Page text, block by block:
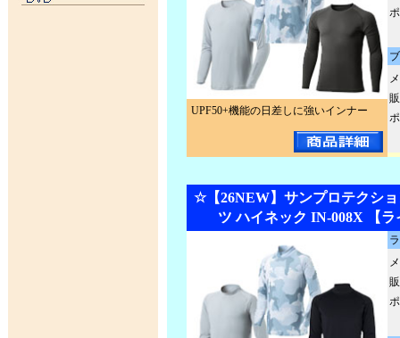
UPF50+機能の日差しに強いインナー
☆【26NEW】サンプロテクシ
ツ ハイネック IN-008X 【